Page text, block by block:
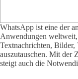
WhatsApp ist eine der
Anwendungen
Textnachrichten, Bilder,
auszutauschen. Mit der
steigt auch die